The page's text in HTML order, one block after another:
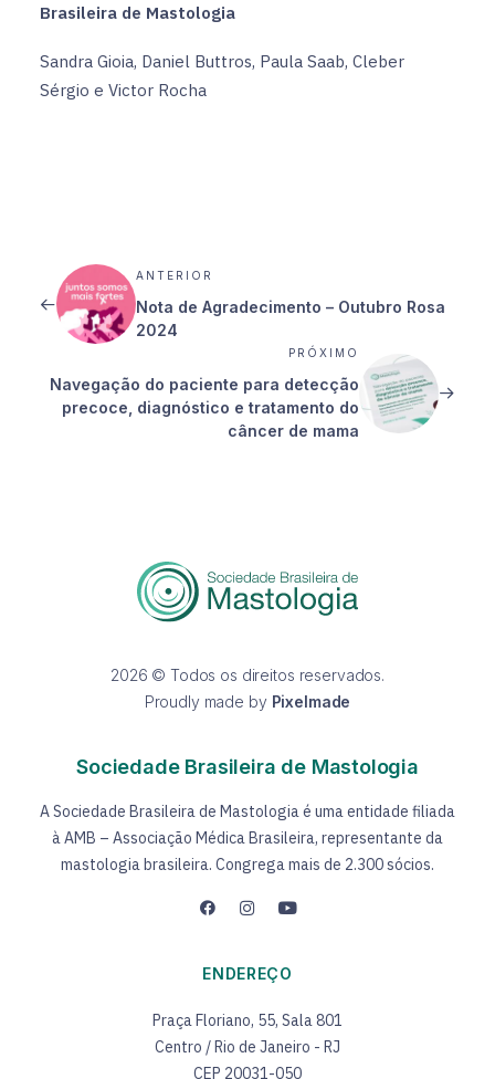
Brasileira de Mastologia
Sandra Gioia, Daniel Buttros, Paula Saab, Cleber
Sérgio e Victor Rocha
ANTERIOR
Nota de Agradecimento – Outubro Rosa
2024
PRÓXIMO
Navegação do paciente para detecção
precoce, diagnóstico e tratamento do
câncer de mama
2026 © Todos os direitos reservados.
Proudly made by Pixelmade
Sociedade Brasileira de Mastologia
A Sociedade Brasileira de Mastologia é uma entidade filiada
à AMB – Associação Médica Brasileira, representante da
mastologia brasileira. Congrega mais de 2.300 sócios.
ENDEREÇO
Praça Floriano, 55, Sala 801
Centro / Rio de Janeiro - RJ
CEP 20031-050